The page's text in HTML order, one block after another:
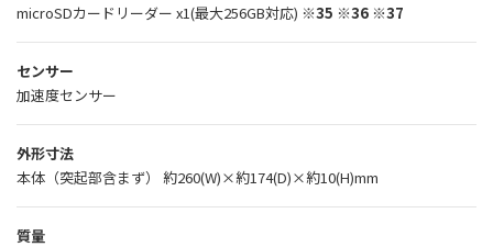
microSDカードリーダー x1(最大256GB対応) ※35 ※36 ※37
センサー
加速度センサー
外形寸法
本体（突起部含まず） 約260(W)×約174(D)×約10(H)mm
質量